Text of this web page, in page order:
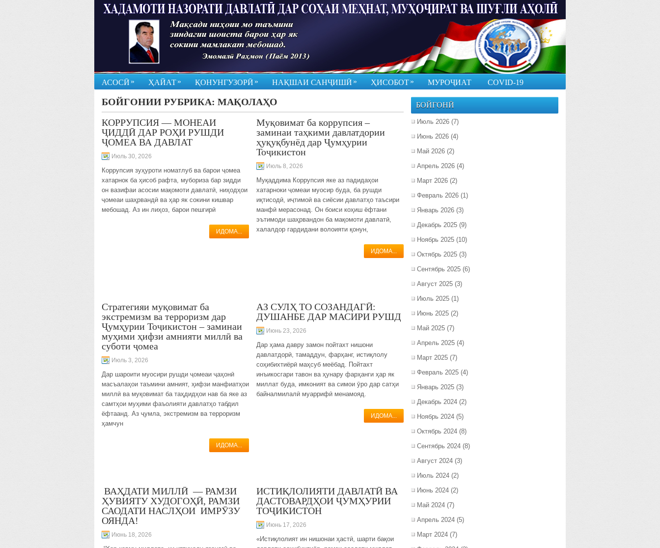
АСОСӢ » ҲАЙАТ» ҚОНУНГУЗОРӢ » НАҚШАИ САНҶИШӢ » ҲИСОБОТ» МУРОҶИАТ COVID-19
БОЙГОНИИ РУБРИКА: МАҚОЛАҲО
КОРРУПСИЯ — МОНЕАИ
ҶИДДӢ ДАР РОҲИ РУШДИ
ҶОМЕА ВА ДАВЛАТ
Июль 30, 2026
Коррупсия зуҳуроти номатлуб ва барои ҷомеа
хатарнок ба ҳисоб рафта, мубориза бар зидди
он вазифаи асосии мақомоти давлатӣ, ниҳодҳои
ҷомеаи шаҳрвандӣ ва ҳар як сокини кишвар
мебошад. Аз ин лиҳоз, барои пешгирӣ
ИДОМА...
Муқовимат ба коррупсия –
заминаи таҳкими давлатдории
ҳуқуқбунёд дар Ҷумҳурии
Тоҷикистон
Июль 8, 2026
Муқаддима Коррупсия яке аз падидаҳои
хатарноки ҷомеаи муосир буда, ба рушди
иқтисодӣ, иҷтимоӣ ва сиёсии давлатҳо таъсири
манфӣ мерасонад. Он боиси коҳиш ёфтани
эътимоди шаҳрвандон ба мақомоти давлатӣ,
халалдор гардидани волоияти қонун,
ИДОМА...
Стратегияи муқовимат ба
экстремизм ва терроризм дар
Ҷумҳурии Тоҷикистон – заминаи
муҳими ҳифзи амнияти миллӣ ва
суботи ҷомеа
Июль 3, 2026
Дар шароити муосири рушди ҷомеаи ҷаҳонӣ
масъалаҳои таъмини амният, ҳифзи манфиатҳои
миллӣ ва муқовимат ба таҳдидҳои нав ба яке аз
самтҳои муҳими фаъолияти давлатҳо табдил
ёфтаанд. Аз ҷумла, экстремизм ва терроризм
ҳамчун
ИДОМА...
АЗ СУЛҲ ТО СОЗАНДАГӢ:
ДУШАНБЕ ДАР МАСИРИ РУШД
Июнь 23, 2026
Дар ҳама давру замон пойтахт нишони
давлатдорӣ, тамаддун, фарҳанг, истиқлолу
соҳибихтиёрӣ маҳсуб меёбад. Пойтахт
инъикосгари тавон ва ҳунару фарҳанги ҳар як
миллат буда, имконият ва симои ӯро дар сатҳи
байналмилалӣ муаррифӣ менамояд.
ИДОМА...
ВАҲДАТИ МИЛЛӢ — РАМЗИ
ҲУВИЯТУ ХУДОГОҲӢ, РАМЗИ
САОДАТИ НАСЛҲОИ ИМРӮЗУ
ОЯНДА!
Июнь 18, 2026
ИСТИҚЛОЛИЯТИ ДАВЛАТӢ ВА
ДАСТОВАРДҲОИ ҶУМҲУРИИ
ТОҶИКИСТОН
Июнь 17, 2026
«Истиқлолият ин нишонаи ҳастӣ, шарти бақои
БОЙГОНӢ
Июль 2026 (7)
Июнь 2026 (4)
Май 2026 (2)
Апрель 2026 (4)
Март 2026 (2)
Февраль 2026 (1)
Январь 2026 (3)
Декабрь 2025 (9)
Ноябрь 2025 (10)
Октябрь 2025 (3)
Сентябрь 2025 (6)
Август 2025 (3)
Июль 2025 (1)
Июнь 2025 (2)
Май 2025 (7)
Апрель 2025 (4)
Март 2025 (7)
Февраль 2025 (4)
Январь 2025 (3)
Декабрь 2024 (2)
Ноябрь 2024 (5)
Октябрь 2024 (8)
Сентябрь 2024 (8)
Август 2024 (3)
Июль 2024 (2)
Июнь 2024 (2)
Май 2024 (7)
Апрель 2024 (5)
Март 2024 (7)